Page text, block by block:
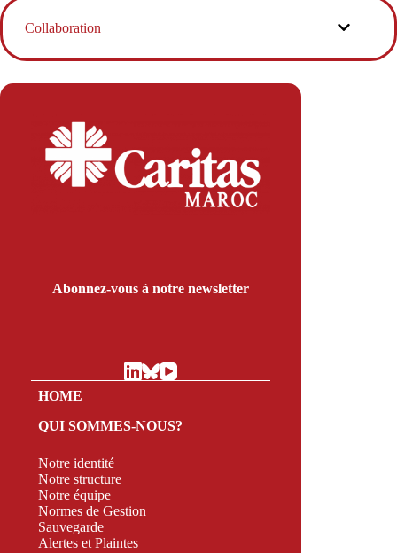
Collaboration
Abonnez-vous à notre newsletter
HOME
QUI SOMMES-NOUS?
Notre identité
Notre structure
Notre équipe
Normes de Gestion
Sauvegarde
Alertes et Plaintes